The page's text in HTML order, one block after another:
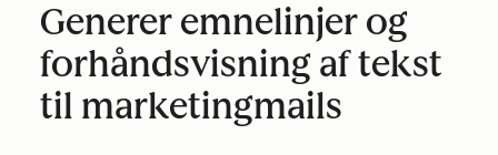
Generer emnelinjer og
forhåndsvisning af tekst
til marketingmails